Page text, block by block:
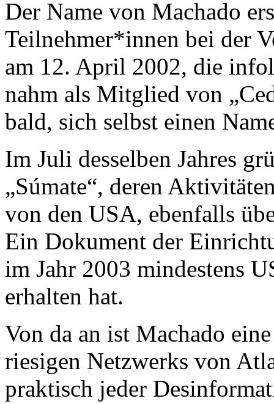
Der Name von Machado
Teilnehmer*innen bei der
am 12. April 2002, die
nahm als Mitglied von
bald, sich selbst einen
Im Juli desselben Jahres
„Súmate“, deren
von den USA, ebenfalls
Ein Dokument der
im Jahr 2003 mindestens
erhalten hat.
Von da an ist Machado
riesigen Netzwerks von
praktisch jeder